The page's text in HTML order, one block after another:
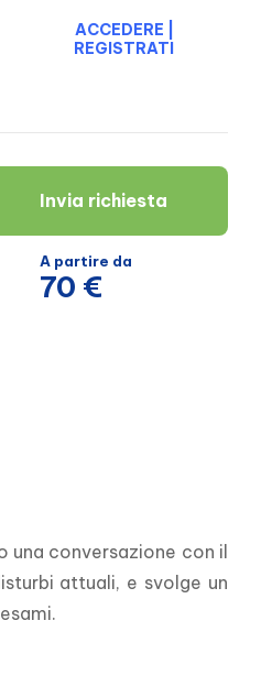
ACCEDERE
REGISTRATI
Invia richiesta
A partire da
70 €
conversazione con il
attuali, e svolge un